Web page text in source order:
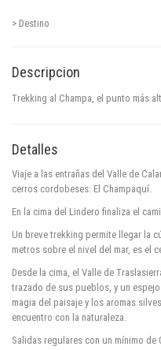
> Destino
Descripcion
Trekking al Champa, el punto más
Detalles
Viaje a las entrañas del Valle de
cerros cordobeses: El Champaquí.
En la cima del Lindero finaliza el
Un breve trekking permite llegar la
metros sobre el nivel del mar, es el
Desde la cima, el Valle de
trazado de sus pueblos, y un
magia del paisaje y los aromas
encuentro con la naturaleza.
Salidas regulares con un mínimo de